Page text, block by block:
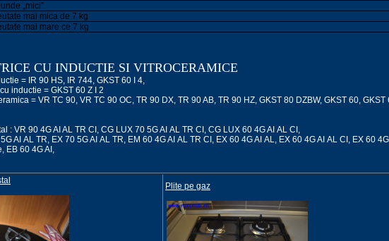
„mici”
mai mica de 7 kg
mai mare ce 7 kg
CU INDUCTIE SI VITROCERAMICE
= IR 90 HS, IR 744, GKST 60 I 4,
inductie = GKST 60 Z I 2
= VR TC 90, VR TC 90 OC, TR 90 DX, TR 90 AB, TR 90 HZ, GKST 80 DZBW, GKST 60, GKST
: VR 90 4G AI AL TR CI, CG LUX 70 5G AI AL TR CI, CG LUX 60 4G AI AL CI,
AI AL TR, EX 70 5G AI AL TR, EM 60 4G AI AL TR CI, EX 60 4G AI AL, EX 60 4G AI AL CI, EX 60 4G
EB 60 4G AI,
Plite pe gaz